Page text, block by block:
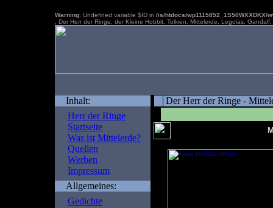
Warning: Undefined variable $ID in /is/htdocs/
, Der Herr der Ringe, der Kleine Hobbit, Tolkien, Mittelerde, Legolas,
Inhalt:
Herr der Ringe
Startseite
Was ist Mittelerde?
Quellen
Werben
Impressum
Allgemeines:
Gedichte
Der Herr der Ringe -